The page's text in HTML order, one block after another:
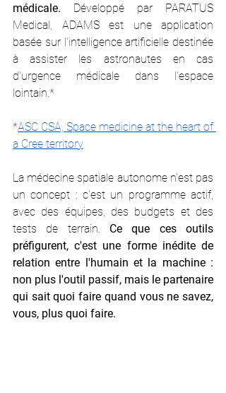
médicale. Développé par PARATUS
Medical, ADAMS est une application
basée sur l'intelligence artificielle destinée
à assister les astronautes en cas
d'urgence médicale dans l'espace
lointain.*
*ASC CSA, Space medicine at the heart of
a Cree territory
La médecine spatiale autonome n'est pas
un concept : c'est un programme actif,
avec des équipes, des budgets et des
tests de terrain. Ce que ces outils
préfigurent, c'est une forme inédite de
relation entre l'humain et la machine :
non plus l'outil passif, mais le partenaire
qui sait quoi faire quand vous ne savez,
vous, plus quoi faire.